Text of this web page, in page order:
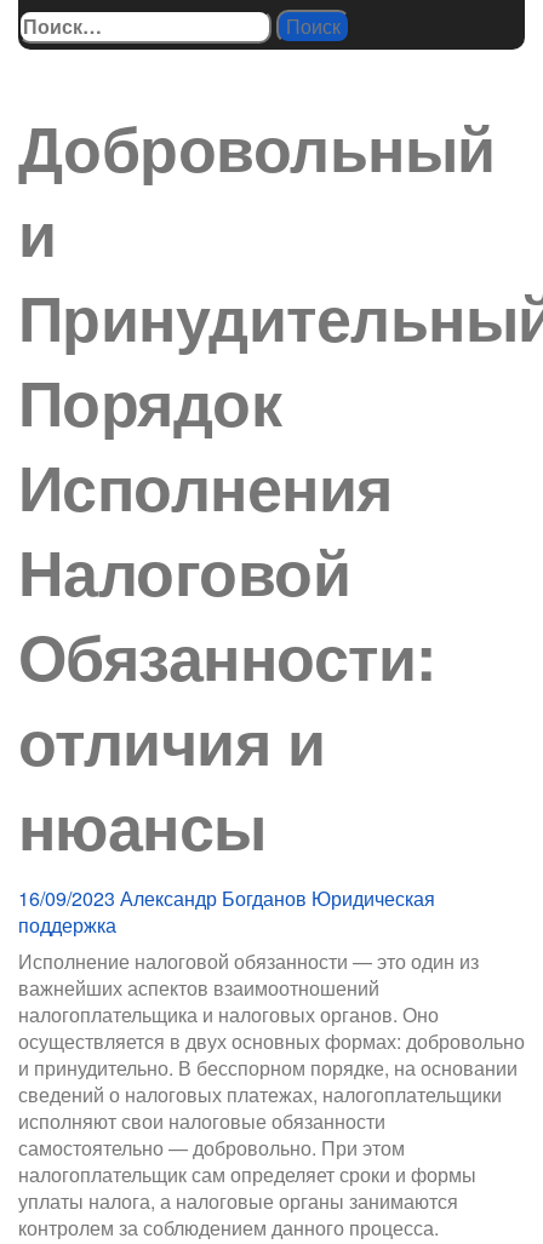
Найти:
Добровольный
и
Порядок
Исполнения
Налоговой
Обязанности:
отличия и
нюансы
16/09/2023 Александр Богданов Юридическая
поддержка
Исполнение налоговой обязанности — это один из
важнейших аспектов взаимоотношений
налогоплательщика и налоговых органов. Оно
осуществляется в двух основных формах: добровольно
и принудительно. В бесспорном порядке, на основании
сведений о налоговых платежах, налогоплательщики
исполняют свои налоговые обязанности
самостоятельно — добровольно. При этом
налогоплательщик сам определяет сроки и формы
уплаты налога, а налоговые органы занимаются
контролем за соблюдением данного процесса.